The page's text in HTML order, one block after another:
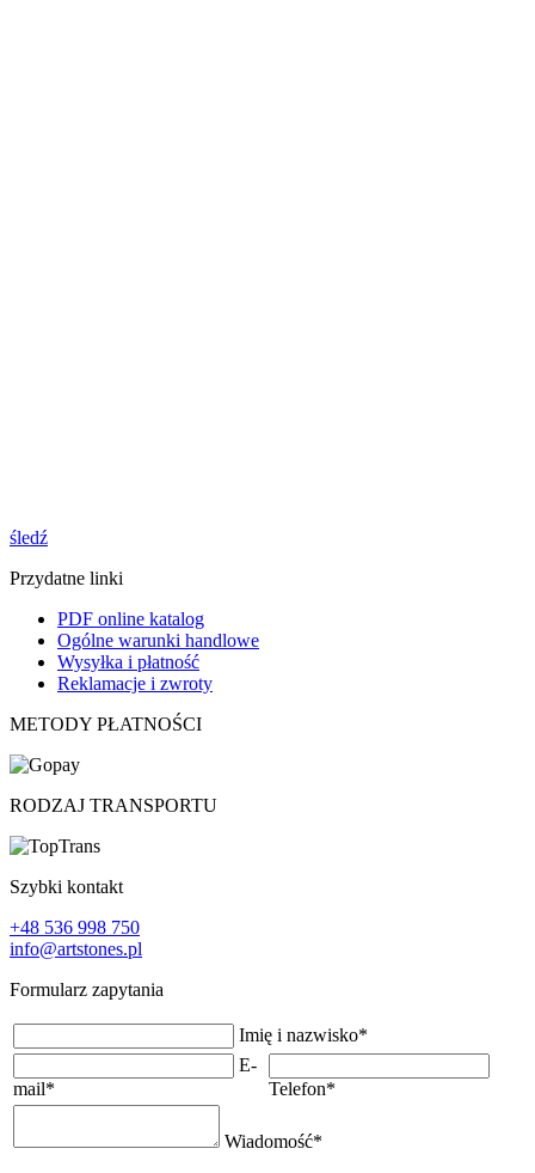
śledź
Przydatne linki
PDF online katalog
Ogólne warunki handlowe
Wysyłka i płatność
Reklamacje i zwroty
METODY PŁATNOŚCI
RODZAJ TRANSPORTU
Szybki kontakt
+48 536 998 750
info@artstones.pl
Formularz zapytania
Imię i nazwisko*
E-
mail* Telefon*
Wiadomość*